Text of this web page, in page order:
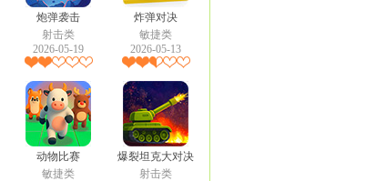
炮弹袭击
射击类
2026-05-19
炸弹对决
敏捷类
2026-05-13
动物比赛
敏捷类
爆裂坦克大对决
射击类